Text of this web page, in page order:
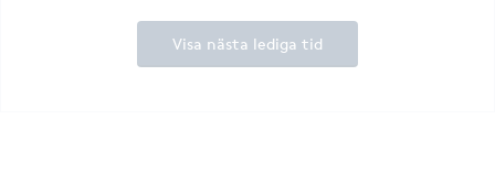
Visa nästa lediga tid